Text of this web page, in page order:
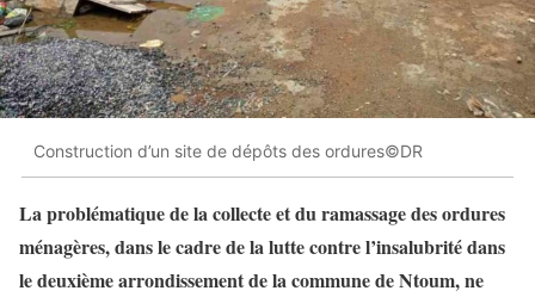
Construction d’un site de dépôts des ordures©DR
La problématique de la collecte et du ramassage des ordures
ménagères, dans le cadre de la lutte contre l’insalubrité dans
le deuxième arrondissement de la commune de Ntoum, ne